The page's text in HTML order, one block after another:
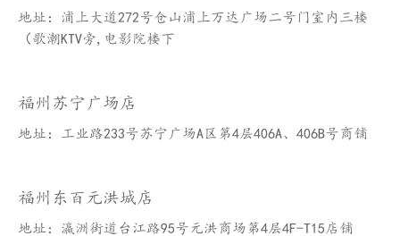
地址：浦上大道272号仓山浦上万达广场二号门室内三楼
（歌潮KTV旁,电影院楼下
福州苏宁广场店
地址：工业路233号苏宁广场A区第4层406A、406B号商铺
福州东百元洪城店
地址：瀛洲街道台江路95号元洪商场第4层4F-T15店铺